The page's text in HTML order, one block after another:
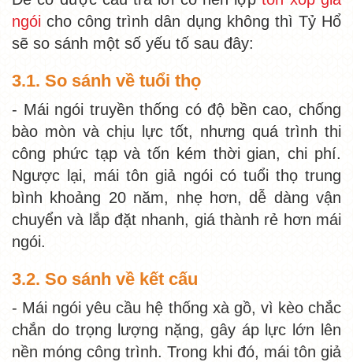
ngóicho công trình dân dụng không thì Tỷ Hổ
sẽ so sánh một số yếu tố sau đây:
3.1. So sánh về tuổi thọ
- Mái ngói truyền thống có độ bền cao, chống
bào mòn và chịu lực tốt, nhưng quá trình thi
công phức tạp và tốn kém thời gian, chi phí.
Ngược lại, mái tôn giả ngói có tuổi thọ trung
bình khoảng 20 năm, nhẹ hơn, dễ dàng vận
chuyển và lắp đặt nhanh, giá thành rẻ hơn mái
ngói.
3.2. So sánh về kết cấu
- Mái ngói yêu cầu hệ thống xà gồ, vì kèo chắc
chắn do trọng lượng nặng, gây áp lực lớn lên
nền móng công trình. Trong khi đó, mái tôn giả